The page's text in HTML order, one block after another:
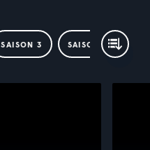
SAISON 3 SAISON 4